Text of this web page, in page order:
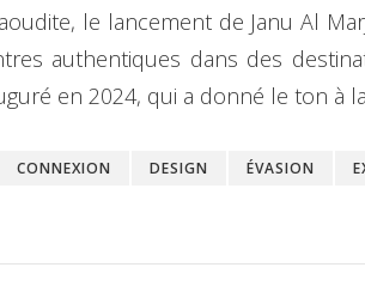
le lancement de Janu Al
authentiques dans des
en 2024, qui a donné le ton
CONNEXION DESIGN ÉVASION